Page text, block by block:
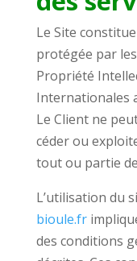
Le Site
protégée par
Propriété
Internationales
Le Client ne
céder ou
tout ou partie
L’utilisation du
bioule.fr
des conditions